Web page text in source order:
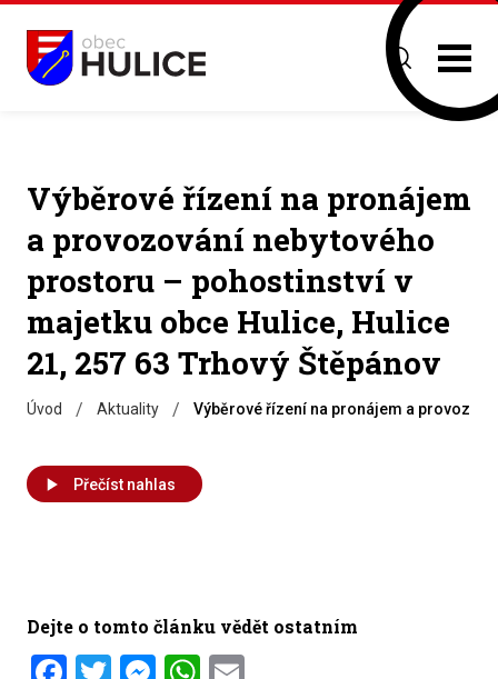
Výběrové řízení na pronájem
a provozování nebytového
prostoru – pohostinství v
majetku obce Hulice, Hulice
21, 257 63 Trhový Štěpánov
Úvod / Aktuality / Výběrové řízení na pronájem a
Přečíst nahlas
Dejte o tomto článku vědět ostatním